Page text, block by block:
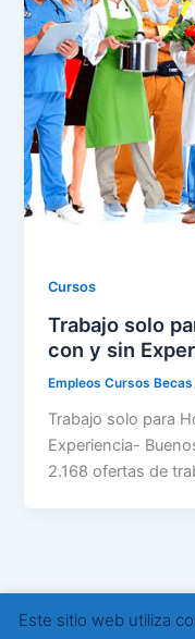
Cursos
Trabajo solo
con y sin
Empleos Cursos
Trabajo solo para
Experiencia-
2.168 ofertas de
Este sitio web utiliza